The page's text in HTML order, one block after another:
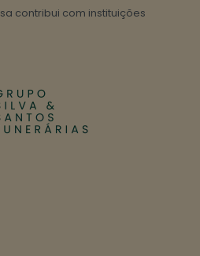
contribui com instituições